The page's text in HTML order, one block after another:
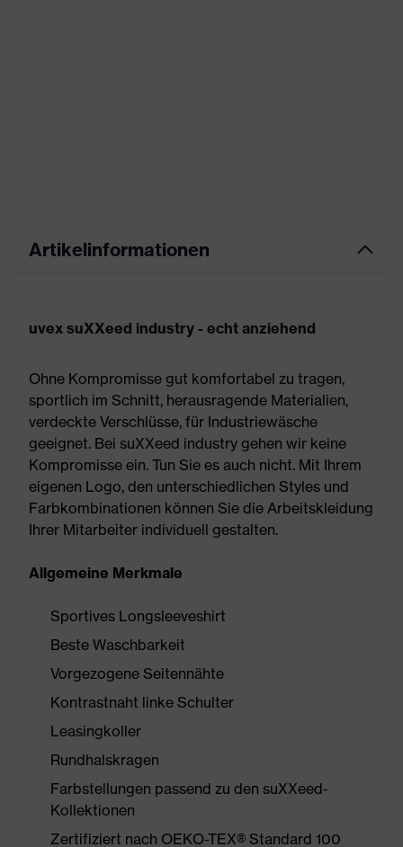
Artikelinformationen
uvex suXXeed industry - echt anziehend
Ohne Kompromisse gut komfortabel zu tragen,
sportlich im Schnitt, herausragende Materialien,
verdeckte Verschlüsse, für Industriewäsche
geeignet. Bei suXXeed industry gehen wir keine
Kompromisse ein. Tun Sie es auch nicht. Mit Ihrem
eigenen Logo, den unterschiedlichen Styles und
Farbkombinationen können Sie die Arbeitskleidung
Ihrer Mitarbeiter individuell gestalten.
Allgemeine Merkmale
Sportives Longsleeveshirt
Beste Waschbarkeit
Vorgezogene Seitennähte
Kontrastnaht linke Schulter
Leasingkoller
Rundhalskragen
Farbstellungen passend zu den suXXeed-
Kollektionen
Zertifiziert nach OEKO-TEX® Standard 100